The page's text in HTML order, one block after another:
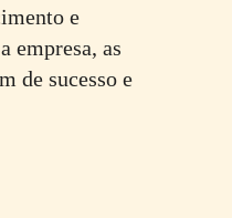
e
empresa, as
de sucesso e